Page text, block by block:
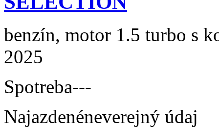
benzín, motor 1.5 turbo s
2025
Spotreba---
Najazdenéneverejný údaj